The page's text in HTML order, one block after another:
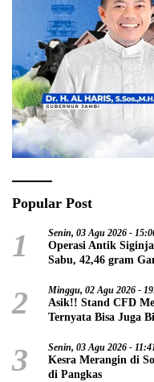
Popular Post
1 Senin, 03 Agu 2026 -
Operasi Antik
Sabu, 42,46 gram
2 Minggu, 02 Agu 2026 -
Asik!! Stand CFD
Ternyata Bisa Juga
3 Senin, 03 Agu 2026 -
Kesra Merangin di
di Pangkas